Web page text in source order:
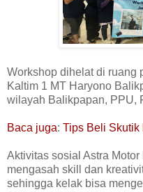
Workshop dihelat di ruang
Kaltim 1 MT Haryono
wilayah Balikpapan, PPU,
Baca juga: Tips Beli Skutik
Aktivitas sosial Astra
mengasah skill dan
sehingga kelak bisa